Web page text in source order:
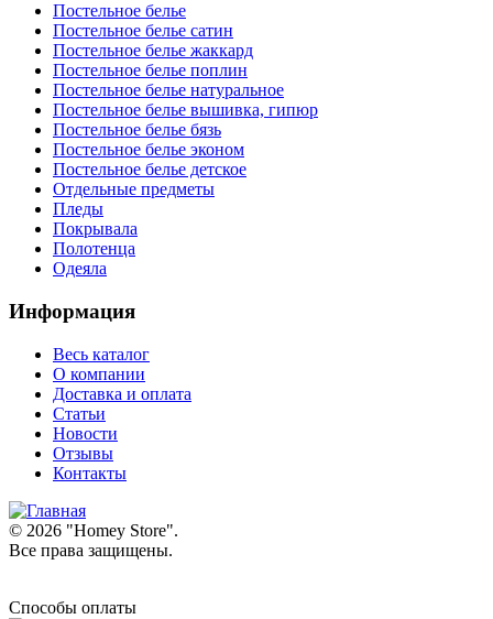
Постельное белье
Постельное белье сатин
Постельное белье жаккард
Постельное белье поплин
Постельное белье натуральное
Постельное белье вышивка, гипюр
Постельное белье бязь
Постельное белье эконом
Постельное белье детское
Отдельные предметы
Пледы
Покрывала
Полотенца
Одеяла
Информация
Весь каталог
О компании
Доставка и оплата
Статьи
Новости
Отзывы
Контакты
© 2026 "Homey Store".
Все права защищены.
Способы оплаты